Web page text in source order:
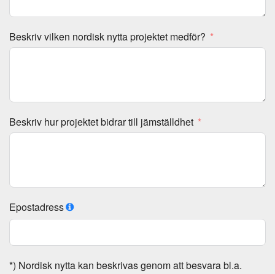
Beskriv vilken nordisk nytta projektet medför?
Beskriv hur projektet bidrar till jämställdhet
Epostadress
*) Nordisk nytta kan beskrivas genom att besvara bl.a.